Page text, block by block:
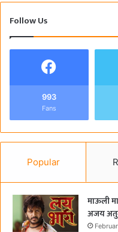
Follow Us
993
Fans
Popular
माऊली
अजय